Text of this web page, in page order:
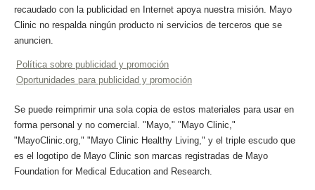
recaudado con la publicidad en Internet apoya nuestra misión. Mayo
Clinic no respalda ningún producto ni servicios de terceros que se
anuncien.
Política sobre publicidad y promoción
Oportunidades para publicidad y promoción
Se puede reimprimir una sola copia de estos materiales para usar en
forma personal y no comercial. "Mayo," "Mayo Clinic,"
"MayoClinic.org," "Mayo Clinic Healthy Living," y el triple escudo que
es el logotipo de Mayo Clinic son marcas registradas de Mayo
Foundation for Medical Education and Research.